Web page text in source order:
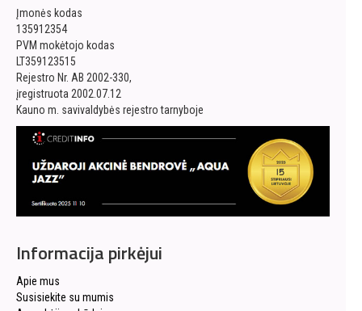
Įmonės kodas
135912354
PVM mokėtojo kodas
LT359123515
Rejestro Nr. AB 2002-330,
įregistruota 2002.07.12
Kauno m. savivaldybės rejestro tarnyboje
Informacija pirkėjui
Apie mus
Susisiekite su mumis